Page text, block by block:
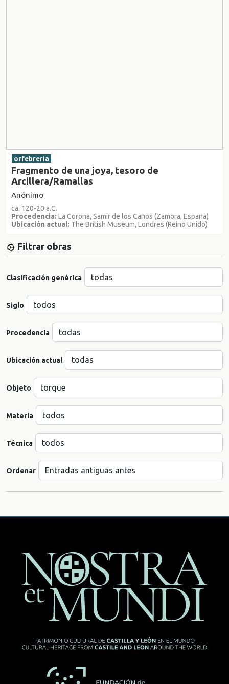
orfebrería
Fragmento de una joya, tesoro de
Arcillera/Ramallas
Anónimo
ca. 120-20 a.C.
Procedencia: La Corona, Samir de los Caños (Zamora, España)
Ubicación actual: The British Museum, Londres (Reino Unido)
Filtrar obras
Clasificación genérica
Siglo
Procedencia
Ubicación actual
Objeto
Materia
Técnica
Ordenar